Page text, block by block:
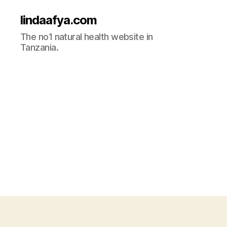
lindaafya.com
The no1 natural health website in
Tanzania.